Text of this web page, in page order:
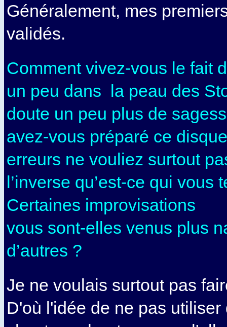
Généralement, mes
validés.
Comment vivez-vous le fait
un peu dans la peau des
doute un peu plus de
avez-vous préparé ce
erreurs ne vouliez surtout
l’inverse qu’est-ce qui
Certaines improvisations
vous sont-elles venus plus
d’autres ?
Je ne voulais surtout pas
D'où l'idée de ne pas